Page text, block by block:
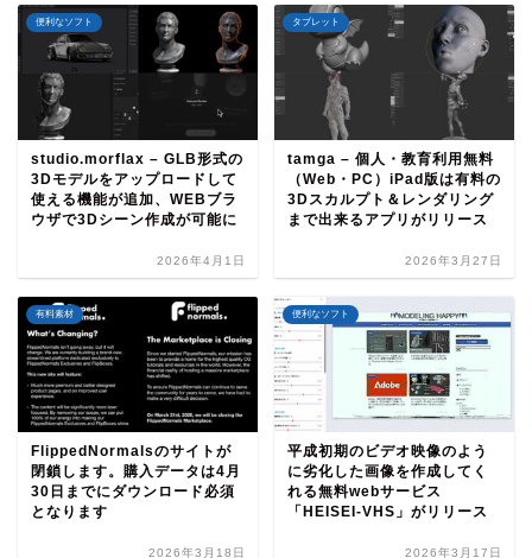
便利なソフト
studio.morflax – GLB形式の
3Dモデルをアップロードして
使える機能が追加、WEBブラ
ウザで3Dシーン作成が可能に
2026年4月1日
タブレット
tamga – 個人・教育利用無料
（Web・PC）iPad版は有料の
3Dスカルプト＆レンダリング
まで出来るアプリがリリース
2026年3月27日
有料素材
FlippedNormalsのサイトが
閉鎖します。購入データは4月
30日までにダウンロード必須
となります
2026年3月18日
便利なソフト
平成初期のビデオ映像のよう
に劣化した画像を作成してく
れる無料webサービス
「HEISEI-VHS」がリリース
2026年3月17日